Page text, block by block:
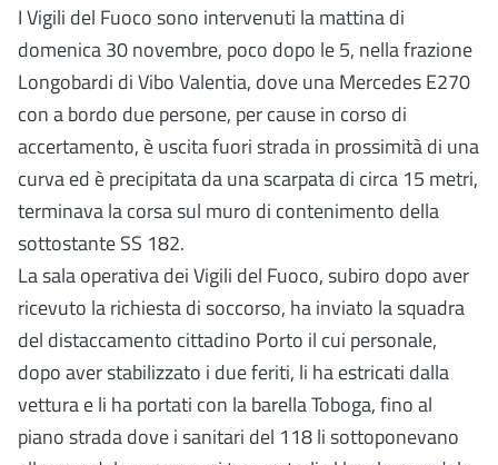
I Vigili del Fuoco sono intervenuti la mattina di
domenica 30 novembre, poco dopo le 5, nella frazione
Longobardi di Vibo Valentia, dove una Mercedes E270
con a bordo due persone, per cause in corso di
accertamento, è uscita fuori strada in prossimità di una
curva ed è precipitata da una scarpata di circa 15 metri,
terminava la corsa sul muro di contenimento della
sottostante SS 182.
La sala operativa dei Vigili del Fuoco, subiro dopo aver
ricevuto la richiesta di soccorso, ha inviato la squadra
del distaccamento cittadino Porto il cui personale,
dopo aver stabilizzato i due feriti, li ha estricati dalla
vettura e li ha portati con la barella Toboga, fino al
piano strada dove i sanitari del 118 li sottoponevano